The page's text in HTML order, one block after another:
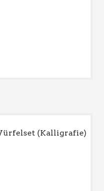
(Kalligrafie)